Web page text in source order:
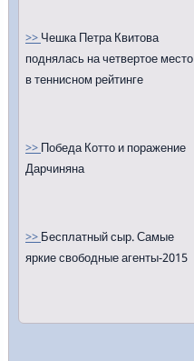
>>Чешка Петра Квитова
поднялась на четвертое место
в теннисном рейтинге
>>Победа Котто и поражение
Дарчиняна
>>Бесплатный сыр. Самые
яркие свободные агенты-2015